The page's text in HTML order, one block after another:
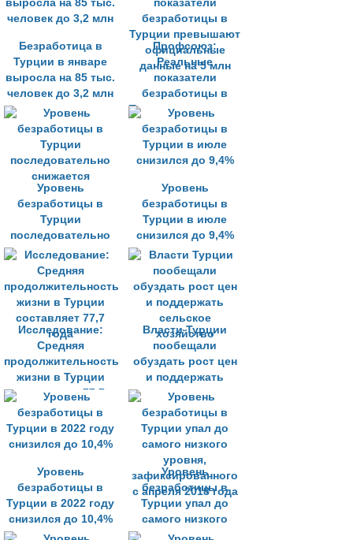
Безработица в
Турции в январе
выросла на 85 тыс.
человек до 3,2 млн
Профсоюз:
Реальные
показатели
безработицы в
Турции превышают
официальные
данные на 5 млн
Уровень
безработицы в
Турции
последовательно
снижается
Уровень
безработицы в
Турции в июле
снизился до 9,4%
Исследование:
Средняя
продолжительность
жизни в Турции
составляет 77,7
года
Власти Турции
пообещали
обуздать рост цен
и поддержать
сельское
хозяйство
Уровень
безработицы в
Турции в 2022 году
снизился до 10,4%
Уровень
безработицы в
Турции упал до
самого низкого
уровня,